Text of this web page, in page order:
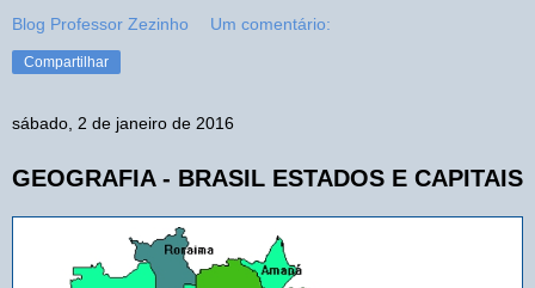
Blog Professor Zezinho Um comentário:
Compartilhar
sábado, 2 de janeiro de 2016
GEOGRAFIA - BRASIL ESTADOS E CAPITAIS